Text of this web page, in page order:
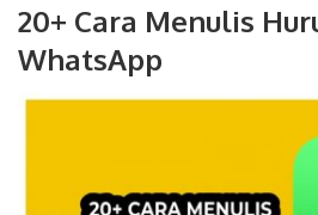
20+ Cara Menulis
WhatsApp